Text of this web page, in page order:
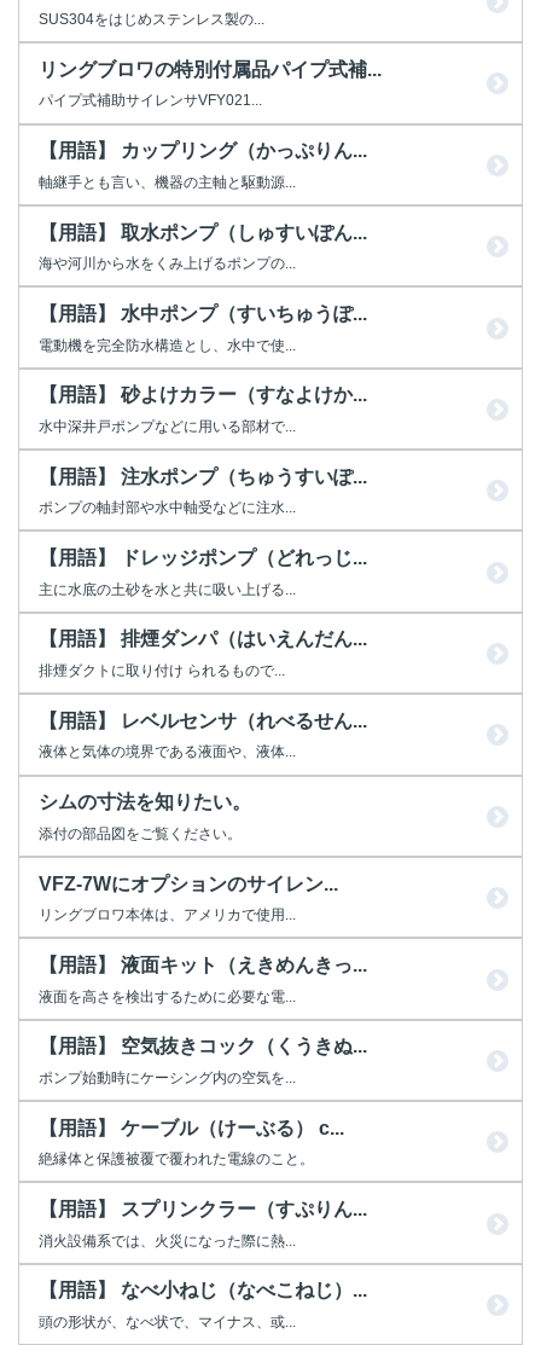
SUS304をはじめステンレス製の...
リングブロワの特別付属品パイプ式補...
パイプ式補助サイレンサVFY021...
【用語】 カップリング（かっぷりん...
軸継手とも言い、機器の主軸と駆動源...
【用語】 取水ポンプ（しゅすいぽん...
海や河川から水をくみ上げるポンプの...
【用語】 水中ポンプ（すいちゅうぽ...
電動機を完全防水構造とし、水中で使...
【用語】 砂よけカラー（すなよけか...
水中深井戸ポンプなどに用いる部材で...
【用語】 注水ポンプ（ちゅうすいぽ...
ポンプの軸封部や水中軸受などに注水...
【用語】 ドレッジポンプ（どれっじ...
主に水底の土砂を水と共に吸い上げる...
【用語】 排煙ダンパ（はいえんだん...
排煙ダクトに取り付け られるもので...
【用語】 レベルセンサ（れべるせん...
液体と気体の境界である液面や、液体...
シムの寸法を知りたい。
添付の部品図をご覧ください。
VFZ-7Wにオプションのサイレン...
リングブロワ本体は、アメリカで使用...
【用語】 液面キット（えきめんきっ...
液面を高さを検出するために必要な電...
【用語】 空気抜きコック（くうきぬ...
ポンプ始動時にケーシング内の空気を...
【用語】 ケーブル（けーぶる） c...
絶縁体と保護被覆で覆われた電線のこと。
【用語】 スプリンクラー（すぷりん...
消火設備系では、火災になった際に熱...
【用語】 なべ小ねじ（なべこねじ）...
頭の形状が、なべ状で、マイナス、或...